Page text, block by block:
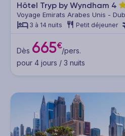
Hôtel Tryp by Wyndham 4
Voyage Emirats Arabes Unis -
3 à 14 nuits Petit déjeuner
Dès 665€/pers.
pour 4 jours / 3 nuits